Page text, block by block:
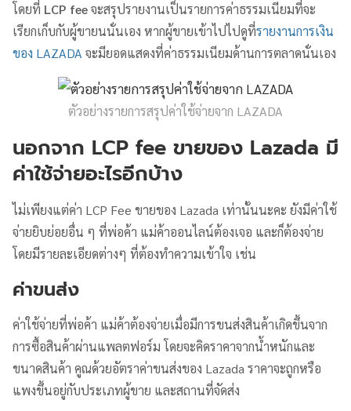
โดยที่ LCP feeจะสรุปรายงานเป็นรายการค่าธรรมเนียมที่จะ
เรียกเก็บกับผู้ขายนนั่นเอง หากผู้ขายเข้าไปไปดูที่รายงานการเงิน
ของ LAZADA จะมียอดแสดงที่ค่าธรรมเนียมด้านการตลาดนั่นเอง
ตัวอย่างรายการสรุปค่าใช้จ่ายจาก LAZADA
นอกจาก LCP fee ขายของ Lazada มี
ค่าใช้จ่ายอะไรอีกบ้าง
ไม่เพียงแต่ค่า LCP Fee ขายของ Lazada เท่านั้นนะคะ ยังมีค่าใช้
จ่ายยิบย่อยอื่น ๆ ที่พ่อค้า แม่ค้าออนไลน์ต้องเจอ และก็ต้องจ่าย
โดยมีรายละเอียดต่างๆ ที่ต้องทำความเข้าใจ เช่น
ค่าขนส่ง
ค่าใช้จ่ายที่พ่อค้า แม่ค้าต้องจ่ายเมื่อมีการขนส่งสินค้าเกิดขึ้นจาก
การซื้อสินค้าผ่านแพลตฟอร์ม โดยจะคิดราคาจากน้ำหนักและ
ขนาดสินค้า คูณด้วยอัตราค่าขนส่งของ Lazada ราคาจะถูกหรือ
แพงขึ้นอยู่กับประเภทผู้ขาย และสถานที่จัดส่ง